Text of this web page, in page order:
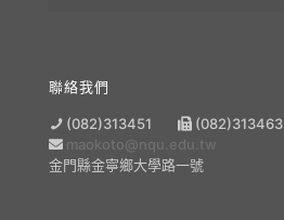
聯絡我們
(082)313451
(082)313463
maokoto@nqu.edu.tw
金門縣金寧鄉大學路一號